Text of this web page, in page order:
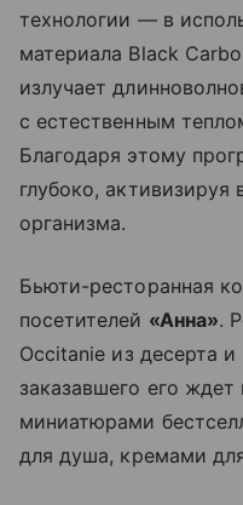
технологии — в
материала Black
излучает
с естественным
Благодаря этому
глубоко, активизируя
организма.
Бьюти-ресторанная
посетителей «Анна».
Occitanie из десерта
заказавшего его
миниатюрами
для душа, кремами